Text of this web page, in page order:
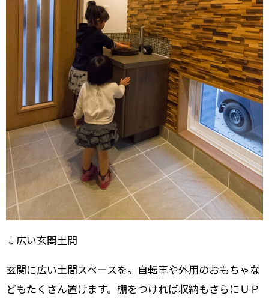
↓広い玄関土間
玄関に広い土間スペースを。自転車や外用のおもちゃな
どもたくさん置けます。棚をつければ収納もさらにＵＰ